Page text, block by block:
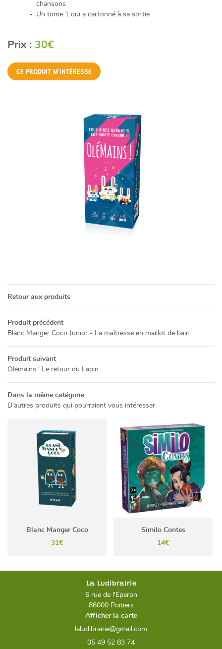
chansons
Un tome 1 qui a cartonné à sa sortie
Prix : 30€
CE PRODUIT M'INTÉRESSE
Retour aux produits
Produit précédent
Blanc Manger Coco Junior - La maîtresse en maillot de bain
Produit suivant
Olémains ! Le retour du Lapin
Dans la même catégorie
D'autres produits qui pourraient vous intéresser
Blanc Manger Coco
31€
Similo Contes
14€
La Ludibrairie
6 rue de l'Éperon
86000 Poitiers
Afficher la carte
05 49 52 83 74